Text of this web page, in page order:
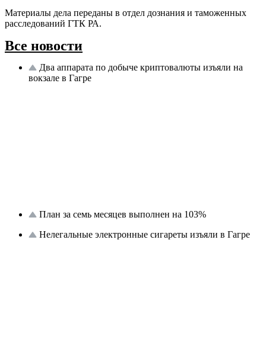
Материалы дела переданы в отдел дознания и таможенных
расследований ГТК РА.
Все новости
Два аппарата по добыче криптовалюты изъяли на
вокзале в Гагре
План за семь месяцев выполнен на 103%
Нелегальные электронные сигареты изъяли в Гагре